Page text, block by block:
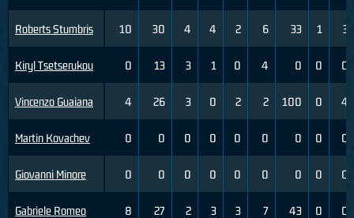
Roberts Stumbris
Kiryl Tsetserukou
Vincenzo Guaiana
Martin Kovachev
Giovanni Minore
Gabriele Romeo
10 30 4 4 2 6 33 1 3
0 13 3 1 0 4 0 0 0
4 26 3 0 2 2 100 0 4
0 0 0 0 0 0 0 0 0
0 0 0 0 0 0 0 0 0
8 27 2 3 3 7 43 0 0